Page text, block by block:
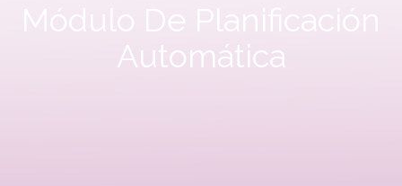
Módulo De Planificación
Automática